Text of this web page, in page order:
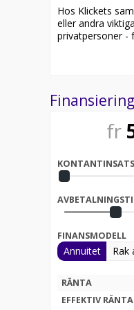
Servicehistorik:
2025-04-16 -
• Se närbilder
• Reservera
• Få mer info
* Störst i
* Erbjuder
* 14 dagars
* Över 10
*
Välkommen till
året. Alla våra
Eftersom vi
Hos Klickets
eller andra
privatpersoner -
Finansiering
fr
KONTANTINSATS
FINANSMODELL
Annuitet Rak
RÄNTA
EFFEKTIV RÄNTA